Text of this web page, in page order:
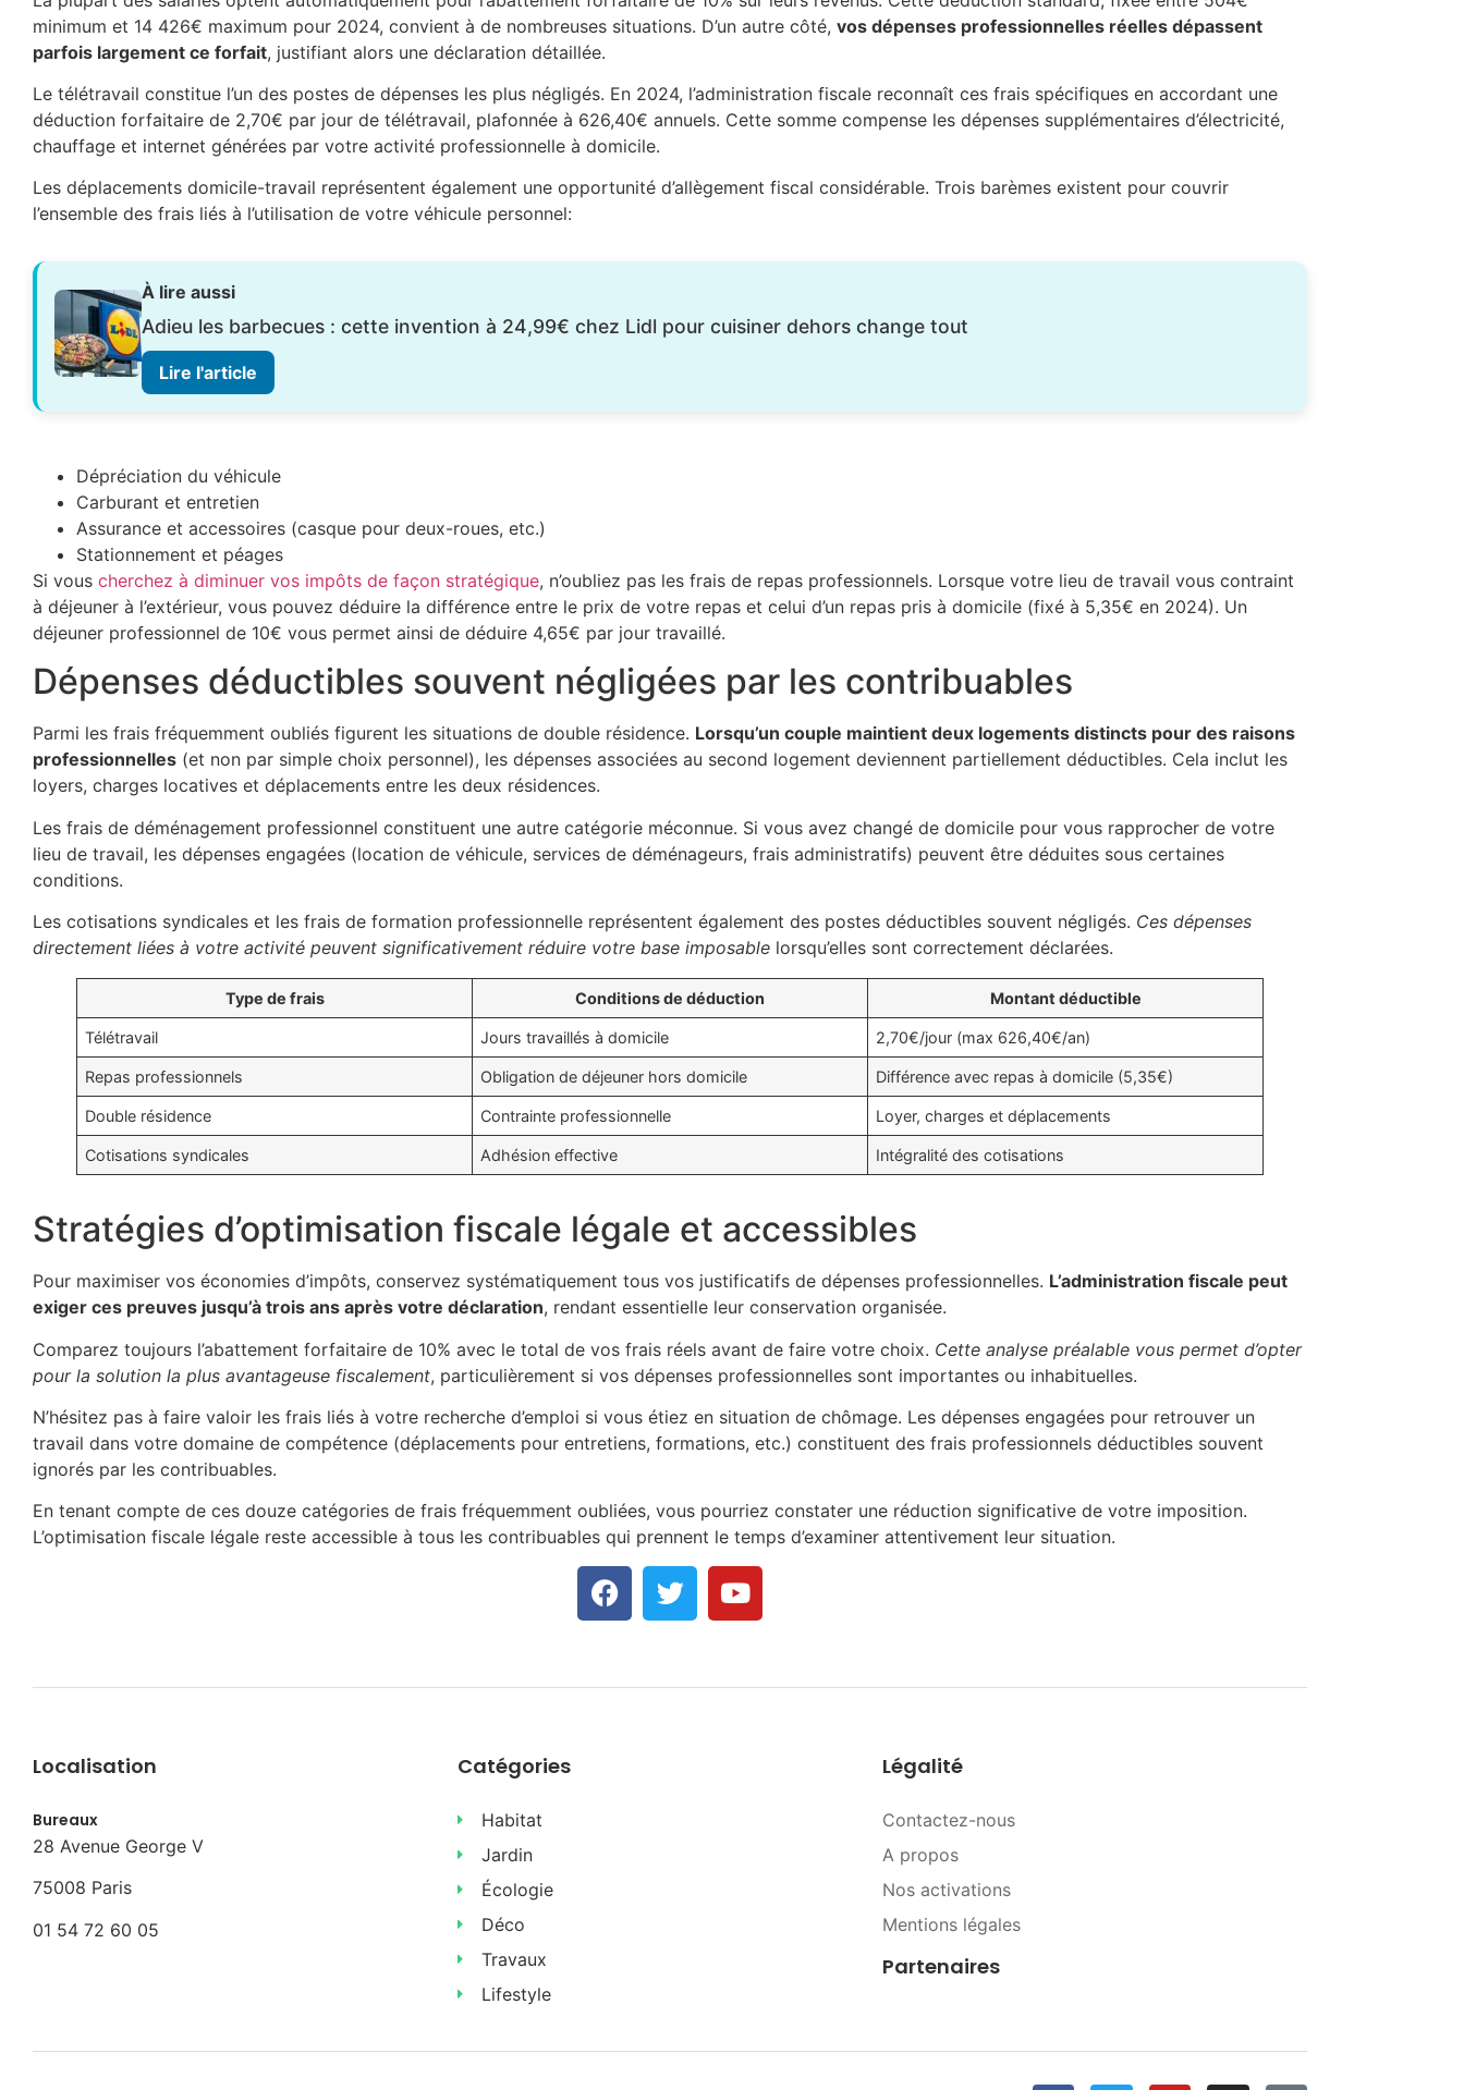
minimum et 14 426€ maximum pour 2024, convient à de nombreuses situations. D’un autre côté, vos dépenses professionnelles réelles dépassent
parfois largement ce forfait, justifiant alors une déclaration détaillée.
Le télétravail constitue l’un des postes de dépenses les plus négligés. En 2024, l’administration fiscale reconnaît ces frais spécifiques en accordant une
déduction forfaitaire de 2,70€ par jour de télétravail, plafonnée à 626,40€ annuels. Cette somme compense les dépenses supplémentaires d’électricité,
chauffage et internet générées par votre activité professionnelle à domicile.
Les déplacements domicile-travail représentent également une opportunité d’allègement fiscal considérable. Trois barèmes existent pour couvrir
l’ensemble des frais liés à l’utilisation de votre véhicule personnel:
À lire aussi
Adieu les barbecues : cette invention à 24,99€ chez Lidl pour cuisiner dehors change tout
Lire l'article
Dépréciation du véhicule
Carburant et entretien
Assurance et accessoires (casque pour deux-roues, etc.)
Stationnement et péages
Si vous cherchez à diminuer vos impôts de façon stratégique, n’oubliez pas les frais de repas professionnels. Lorsque votre lieu de travail vous contraint
à déjeuner à l’extérieur, vous pouvez déduire la différence entre le prix de votre repas et celui d’un repas pris à domicile (fixé à 5,35€ en 2024). Un
déjeuner professionnel de 10€ vous permet ainsi de déduire 4,65€ par jour travaillé.
Dépenses déductibles souvent négligées par les contribuables
Parmi les frais fréquemment oubliés figurent les situations de double résidence. Lorsqu’un couple maintient deux logements distincts pour des raisons
professionnelles (et non par simple choix personnel), les dépenses associées au second logement deviennent partiellement déductibles. Cela inclut les
loyers, charges locatives et déplacements entre les deux résidences.
Les frais de déménagement professionnel constituent une autre catégorie méconnue. Si vous avez changé de domicile pour vous rapprocher de votre
lieu de travail, les dépenses engagées (location de véhicule, services de déménageurs, frais administratifs) peuvent être déduites sous certaines
conditions.
Les cotisations syndicales et les frais de formation professionnelle représentent également des postes déductibles souvent négligés. Ces dépenses
directement liées à votre activité peuvent significativement réduire votre base imposable lorsqu’elles sont correctement déclarées.
Type de frais Conditions de déduction Montant déductible
Télétravail Jours travaillés à domicile 2,70€/jour (max 626,40€/an)
Repas professionnels Obligation de déjeuner hors domicile Différence avec repas à domicile (5,35€)
Double résidence Contrainte professionnelle Loyer, charges et déplacements
Cotisations syndicales Adhésion effective Intégralité des cotisations
Stratégies d’optimisation fiscale légale et accessibles
Pour maximiser vos économies d’impôts, conservez systématiquement tous vos justificatifs de dépenses professionnelles. L’administration fiscale peut
exiger ces preuves jusqu’à trois ans après votre déclaration, rendant essentielle leur conservation organisée.
Comparez toujours l’abattement forfaitaire de 10% avec le total de vos frais réels avant de faire votre choix. Cette analyse préalable vous permet d’opter
pour la solution la plus avantageuse fiscalement, particulièrement si vos dépenses professionnelles sont importantes ou inhabituelles.
N’hésitez pas à faire valoir les frais liés à votre recherche d’emploi si vous étiez en situation de chômage. Les dépenses engagées pour retrouver un
travail dans votre domaine de compétence (déplacements pour entretiens, formations, etc.) constituent des frais professionnels déductibles souvent
ignorés par les contribuables.
En tenant compte de ces douze catégories de frais fréquemment oubliées, vous pourriez constater une réduction significative de votre imposition.
L’optimisation fiscale légale reste accessible à tous les contribuables qui prennent le temps d’examiner attentivement leur situation.
Localisation
Bureaux
28 Avenue George V
75008 Paris
01 54 72 60 05
Catégories
Habitat
Jardin
Écologie
Déco
Travaux
Lifestyle
Légalité
Contactez-nous
A propos
Nos activations
Mentions légales
Partenaires